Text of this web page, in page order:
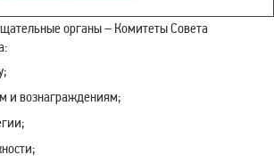
органы – Комитеты Совета
и вознаграждениям;